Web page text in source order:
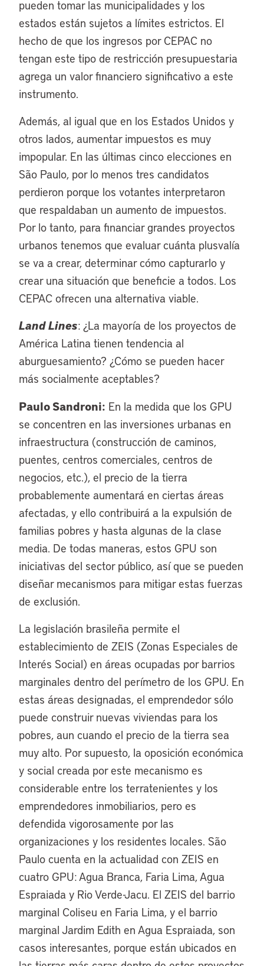
pueden tomar las municipalidades y los
estados están sujetos a límites estrictos. El
hecho de que los ingresos por CEPAC no
tengan este tipo de restricción presupuestaria
agrega un valor financiero significativo a este
instrumento.
Además, al igual que en los Estados Unidos y
otros lados, aumentar impuestos es muy
impopular. En las últimas cinco elecciones en
São Paulo, por lo menos tres candidatos
perdieron porque los votantes interpretaron
que respaldaban un aumento de impuestos.
Por lo tanto, para financiar grandes proyectos
urbanos tenemos que evaluar cuánta plusvalía
se va a crear, determinar cómo capturarlo y
crear una situación que beneficie a todos. Los
CEPAC ofrecen una alternativa viable.
Land Lines: ¿La mayoría de los proyectos de
América Latina tienen tendencia al
aburguesamiento? ¿Cómo se pueden hacer
más socialmente aceptables?
Paulo Sandroni: En la medida que los GPU
se concentren en las inversiones urbanas en
infraestructura (construcción de caminos,
puentes, centros comerciales, centros de
negocios, etc.), el precio de la tierra
probablemente aumentará en ciertas áreas
afectadas, y ello contribuirá a la expulsión de
familias pobres y hasta algunas de la clase
media. De todas maneras, estos GPU son
iniciativas del sector público, así que se pueden
diseñar mecanismos para mitigar estas fuerzas
de exclusión.
La legislación brasileña permite el
establecimiento de ZEIS (Zonas Especiales de
Interés Social) en áreas ocupadas por barrios
marginales dentro del perímetro de los GPU. En
estas áreas designadas, el emprendedor sólo
puede construir nuevas viviendas para los
pobres, aun cuando el precio de la tierra sea
muy alto. Por supuesto, la oposición económica
y social creada por este mecanismo es
considerable entre los terratenientes y los
emprendedores inmobiliarios, pero es
defendida vigorosamente por las
organizaciones y los residentes locales. São
Paulo cuenta en la actualidad con ZEIS en
cuatro GPU: Agua Branca, Faria Lima, Agua
Espraiada y Rio Verde-Jacu. El ZEIS del barrio
marginal Coliseu en Faria Lima, y el barrio
marginal Jardim Edith en Agua Espraiada, son
casos interesantes, porque están ubicados en